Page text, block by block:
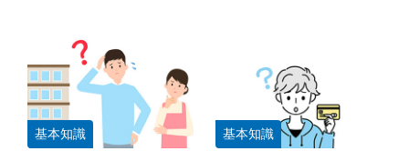
基本知識 基本知識